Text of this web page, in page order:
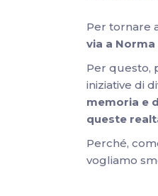
Per tornare
via a
Per questo,
iniziative di
memoria e
queste
Perché,
vogliamo